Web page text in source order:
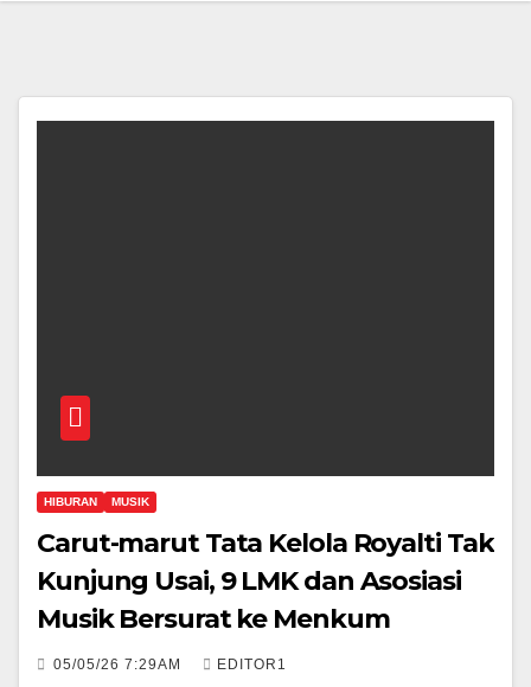
HIBURAN MUSIK
Carut-marut Tata Kelola Royalti Tak
Kunjung Usai, 9 LMK dan Asosiasi
Musik Bersurat ke Menkum
05/05/26 7:29AM EDITOR1